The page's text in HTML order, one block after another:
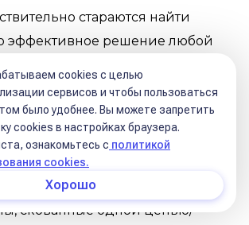
стараются найти
эффективное решение любой
одержимые исследователи,
борцы за сохранение
и экологии.
в падении
скованные одной цепью/
cookies с целью
сервисов и чтобы пользоваться
было удобнее. Вы можете запретить
сookies в настройках браузера.
ознакомьтесь с политикой
cookies.
Хорошо